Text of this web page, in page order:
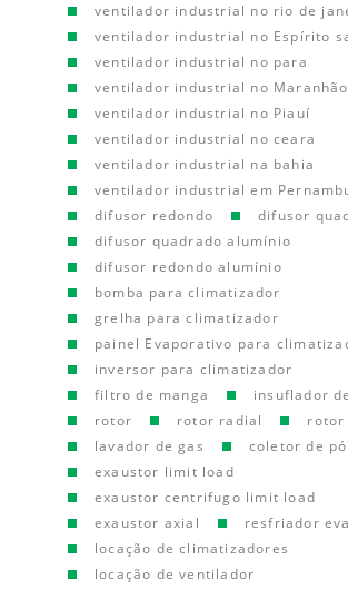
ventilador industrial no rio de
ventilador industrial no Espírito
ventilador industrial no para
ventilador industrial no Maranhão
ventilador industrial no Piauí
ventilador industrial no ceara
ventilador industrial na bahia
ventilador industrial em
difusor redondo
difusor
difusor quadrado alumínio
difusor redondo alumínio
bomba para climatizador
grelha para climatizador
painel Evaporativo para
inversor para climatizador
filtro de manga
insuflador
rotor
rotor radial
rotor
lavador de gas
coletor de pó
exaustor limit load
exaustor centrifugo limit load
exaustor axial
resfriador
locação de climatizadores
locação de ventilador